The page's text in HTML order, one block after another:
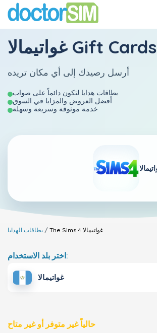
غواتيمالا Gift Cards
أرسل رصيدك إلى أي مكان تريده
أفضل العروض والمزايا في السوق
خدمة موثوقة وسريعة وسهلة
بطاقات الهدايا The Sims 4 غواتيمالا
اختر بلد الاستخدام:
غواتيمالا
حالياً غير متوفر أو غير متاح